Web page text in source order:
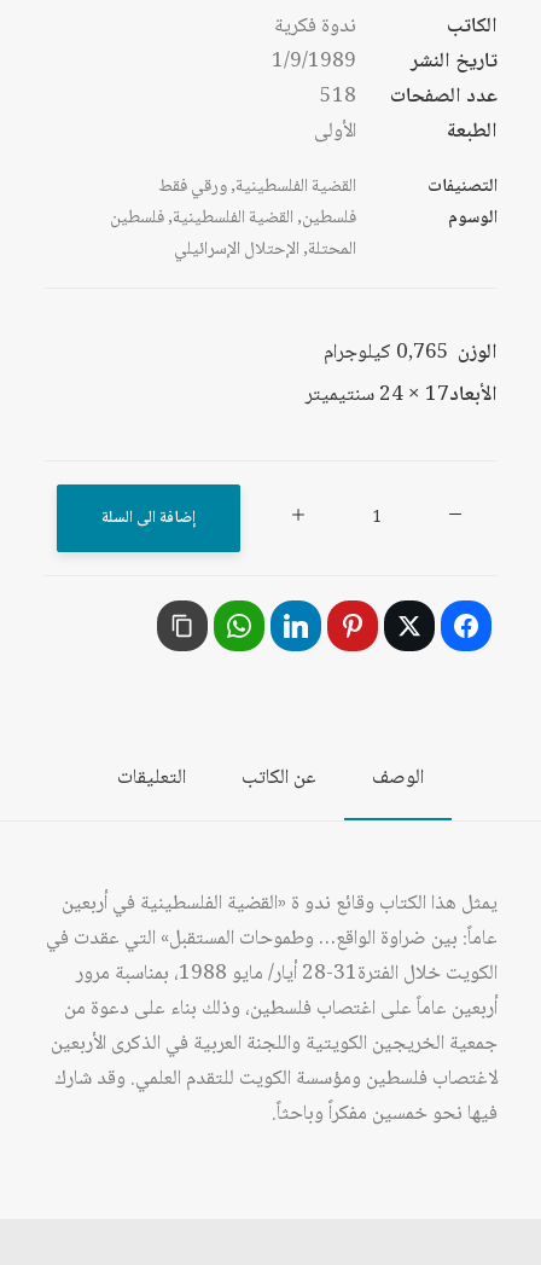
الكاتب
ندوة فكرية
تاريخ النشر
1/9/1989
عدد الصفحات
518
الطبعة
الأولى
التصنيفات القضية الفلسطينية,ورقي فقط
الوسوم
فلسطين,القضية الفلسطينية,فلسطين
المحتلة,الإحتلال الإسرائيلي
الوزن 0,765 كيلوجرام
الأبعاد17 × 24 سنتيميتر
في
أربعين
المستقبل
إضافة الى السلة
الوصف عن الكاتب التعليقات
يمثل هذا الكتاب وقائع ندو ة «القضية الفلسطينية في أربعين
عاماً: بين ضراوة الواقع… وطموحات المستقبل» التي عقدت في
الكويت خلال الفترة31-28 أيار/ مايو 1988، بمناسبة مرور
أربعين عاماً على اغتصاب فلسطين، وذلك بناء على دعوة من
جمعية الخريجين الكويتية واللجنة العربية في الذكرى الأربعين
لاغتصاب فلسطين ومؤسسة الكويت للتقدم العلمي. وقد شارك
فيها نحو خمسين مفكراً وباحثاً.